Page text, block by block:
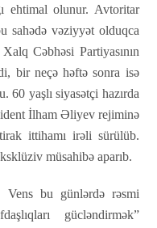
ehtimal olunur. Avtoritar
sahədə vəziyyət olduqca
Cəbhəsi Partiyasının
bir neçə həftə sonra isə
60 yaşlı siyasətçi hazırda
İlham Əliyev rejiminə
ittihamı irəli sürülüb.
müsahibə aparıb.
bu günlərdə rəsmi
gücləndirmək”